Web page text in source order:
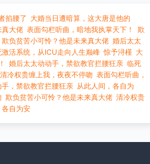
掐腰了
大婚当日遭暗算，这大唐是他的
真大佬 表面勾栏听曲，暗地我执掌天下！
欺
欺负贫苦小可怜？他是未来真大佬 婚后太太
激活系统，从ICU走向人生巅峰 惊予浔槿 大
婚后太太动动手，禁欲教官拦腰狂亲 临死
清冷权贵缠上我，夜夜不停吻 表面勾栏听曲，
，禁欲教官拦腰狂亲 从此人间，各自为
欺负贫苦小可怜？他是未来真大佬 清冷权贵
各自为安